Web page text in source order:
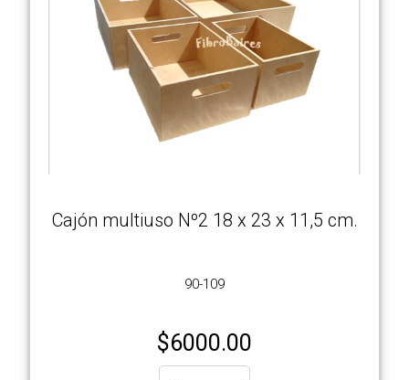
Cajón multiuso Nº2 18 x 23 x 11,5 cm.
90-109
$6000.00